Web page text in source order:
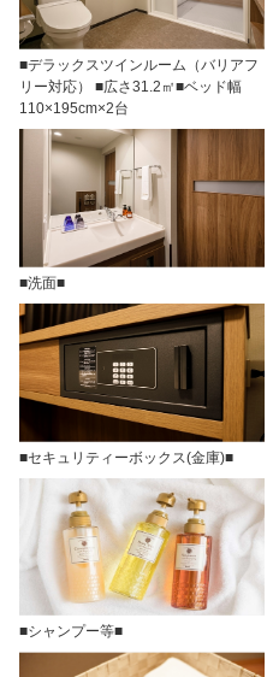
■デラックスツインルーム（バリアフ
リー対応） ■広さ31.2㎡■ベッド幅
110×195cm×2台
■洗面■
■セキュリティーボックス(金庫)■
■シャンプー等■